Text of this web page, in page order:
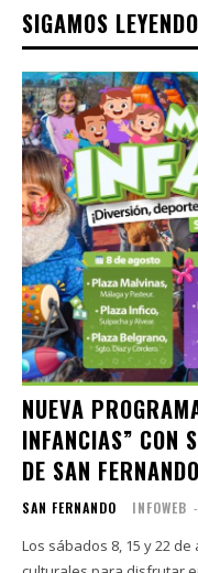
SIGAMOS LEYENDO
NUEVA
INFANCIAS” CON
DE SAN FERNANDO
SAN FERNANDO INFOWEB -
Los sábados 8, 15 y 22